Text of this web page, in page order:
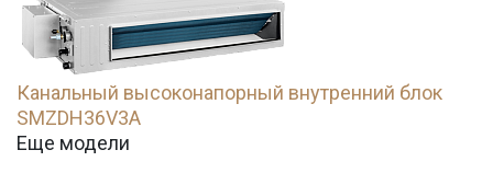
Канальный высоконапорный внутренний блок
SMZDH36V3A
Еще модели